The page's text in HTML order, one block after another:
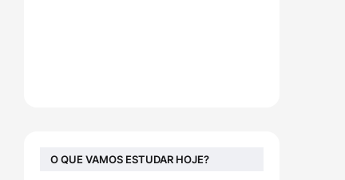
O QUE VAMOS ESTUDAR HOJE?